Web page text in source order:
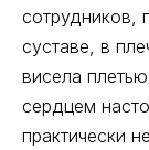
сотрудников,
суставе, в
висела
сердцем
практически